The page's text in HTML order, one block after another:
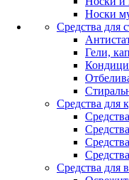
Носки
Средства для
Гели,
Средства для
Средства для